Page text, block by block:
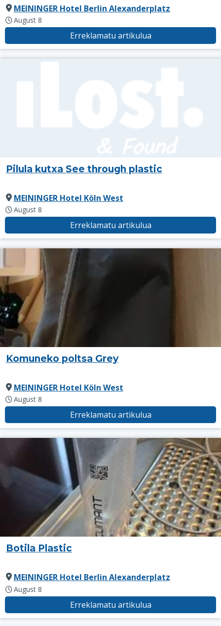
MEININGER Hotel Berlin Alexanderplatz
August 8
Erreklamatu artikulua
Pilula kutxa See through plastic
MEININGER Hotel Köln West
August 8
Erreklamatu artikulua
Komuneko poltsa Grey
MEININGER Hotel Köln West
August 8
Erreklamatu artikulua
Botila Plastic
MEININGER Hotel Berlin Alexanderplatz
August 8
Erreklamatu artikulua